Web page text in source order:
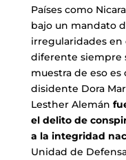
Países como
bajo un mandato
irregularidades
diferente siempre
muestra de eso
disidente Dora
Lesther Alemán
el delito de
a la integridad
Unidad de